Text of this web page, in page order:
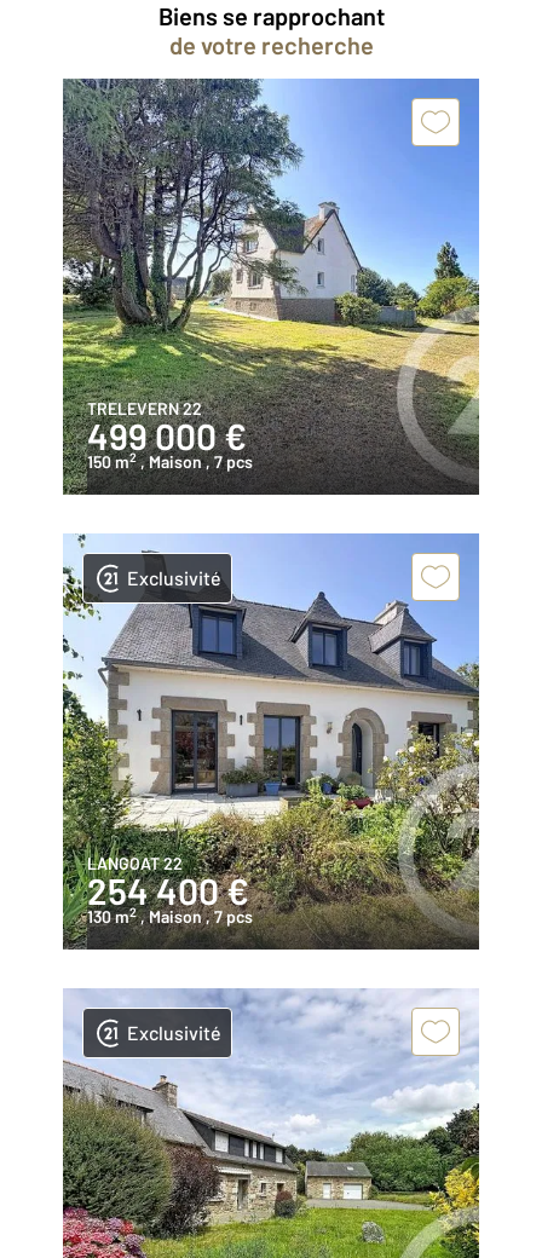
Biens se rapprochant
de votre recherche
TRELEVERN 22
499 000 €
150 m2 , Maison, 7 pcs
Exclusivité
LANGOAT 22
254 400 €
130 m2 , Maison, 7 pcs
Exclusivité